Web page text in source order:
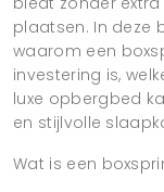
plaatsen. In deze
waarom een
investering is,
luxe opbergbed
en stijlvolle
Wat is een